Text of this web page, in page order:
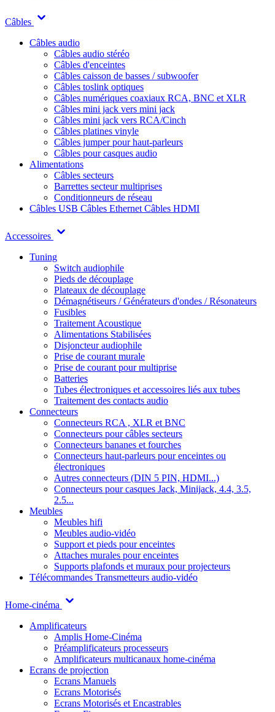
Câbles
Câbles audio
Câbles audio stéréo
Câbles d'enceintes
Câbles caisson de basses / subwoofer
Câbles toslink optiques
Câbles numériques coaxiaux RCA, BNC et XLR
Câbles mini jack vers mini jack
Câbles mini jack vers RCA/Cinch
Câbles platines vinyle
Câbles jumper pour haut-parleurs
Câbles pour casques audio
Alimentations
Câbles secteurs
Barrettes secteur multiprises
Conditionneurs de réseau
Câbles USB Câbles Ethernet Câbles HDMI
Accessoires
Tuning
Switch audiophile
Pieds de découplage
Plateaux de découplage
Démagnétiseurs / Générateurs d'ondes / Résonateurs
Fusibles
Traitement Acoustique
Alimentations Stabilisées
Disjoncteur audiophile
Prise de courant murale
Prise de courant pour multiprise
Batteries
Tubes électroniques et accessoires liés aux tubes
Traitement des contacts audio
Connecteurs
Connecteurs RCA , XLR et BNC
Connecteurs pour câbles secteurs
Connecteurs bananes et fourches
Connecteurs haut-parleurs pour enceintes ou
électroniques
Autres connecteurs (DIN 5 PIN, HDMI...)
Connecteurs pour casques Jack, Minijack, 4.4, 3.5,
2.5...
Meubles
Meubles hifi
Meubles audio-vidéo
Support et pieds pour enceintes
Attaches murales pour enceintes
Supports plafonds et muraux pour projecteurs
Télécommandes Transmetteurs audio-vidéo
Home-cinéma
Amplificateurs
Amplis Home-Cinéma
Préamplificateurs processeurs
Amplificateurs multicanaux home-cinéma
Ecrans de projection
Ecrans Manuels
Ecrans Motorisés
Ecrans Motorisés et Encastrables